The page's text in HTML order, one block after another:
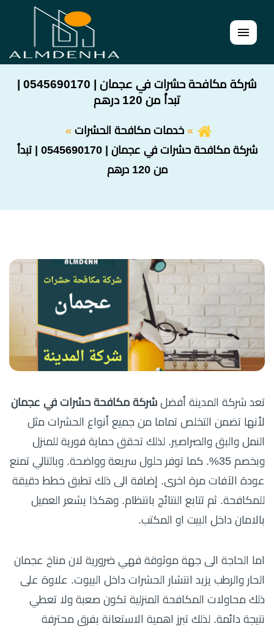
القائمة
تبدأ من 120 درهم
خدمات مكافحة الحشرات
شركة مكافحة حشرات في عجمان | 0545690170 | تبدأ
من 120 درهم
تعد شركة المدينة أفضل شركة مكافحة حشرات في عجمان
لأنها تضمن التخلص تماما من جميع أنواع الحشرات مثل
النمل والبق والصراصير. لذلك تحقق حماية فورية للمنزل
وبخصم 35%. كما توفر حلول سريعة وواضحة. وبالتالي تمنع
عودة الآفات مرة اخرى. إضافة الى ذلك تطبق خطط دقيقة
للمكافحة. ثم تتابع النتائج بانتظام. وهكذا يشعر العميل
بالامان داخل البيت او المكتب.
اما الحاجة الى جهة موثوقة فهي ضرورية لان مناخ عجمان
الحار والرطب يزيد انتشار الحشرات داخل البيوت. علاوة على
ذلك محاولات المكافحة المنزلية تكون صعبة ولا تعطي
نتيجة دائمة. لذلك تبرز اهمية الاستعانة بفرق محترفة